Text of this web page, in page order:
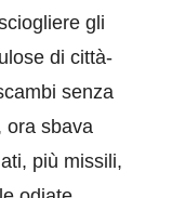
gli
di città-
senza
ora sbava
più missili,